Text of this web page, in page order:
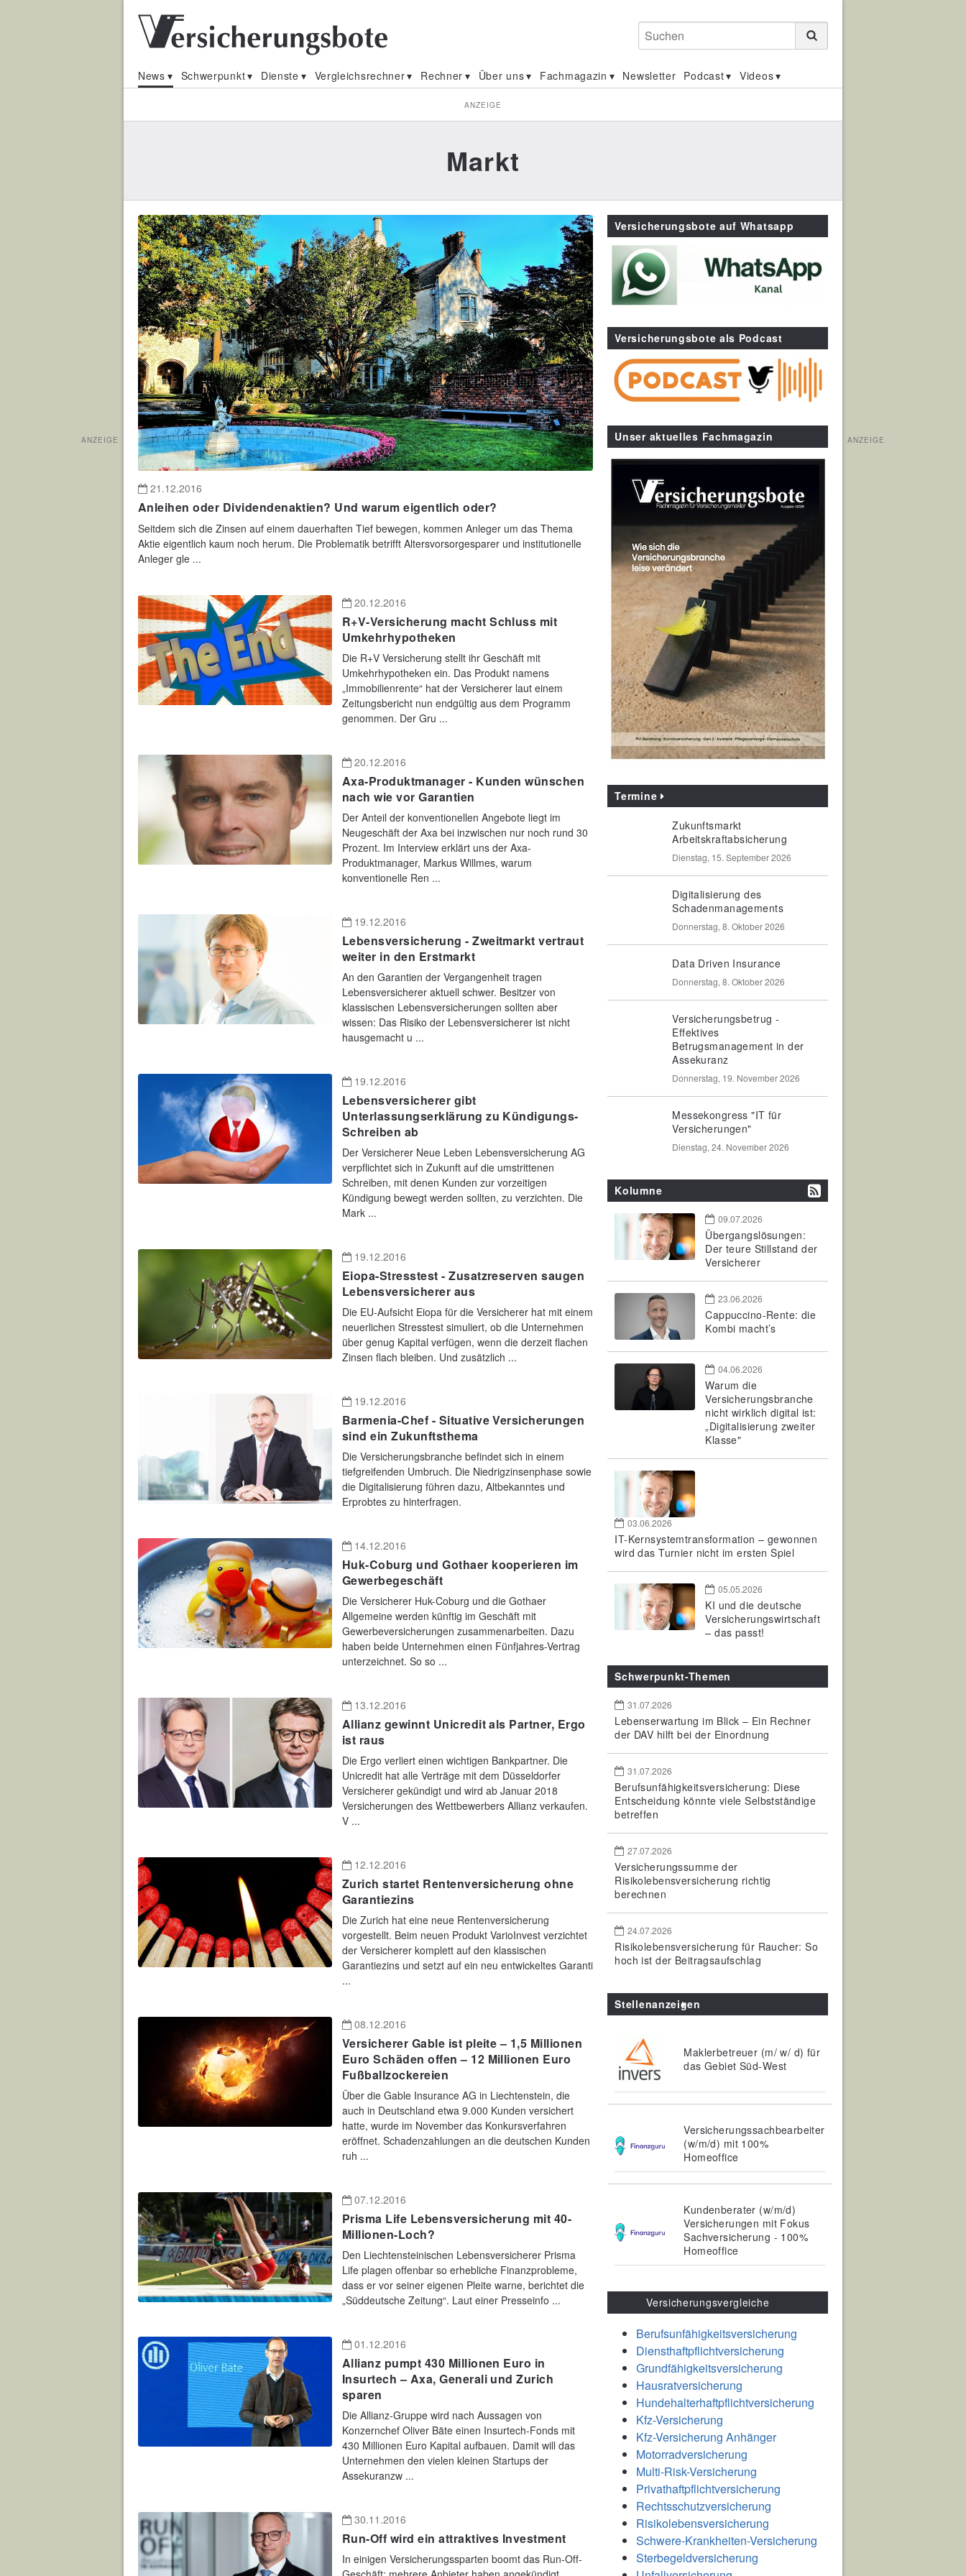
Suchen
News Schwerpunkt Dienste Vergleichsrechner Rechner Über uns Fachmagazin Newsletter Podcast Videos
ANZEIGE
Markt
21.12.2016
Anleihen oder Dividendenaktien? Und warum eigentlich oder?
Seitdem sich die Zinsen auf einem dauerhaften Tief bewegen, kommen Anleger um das Thema
Aktie eigentlich kaum noch herum. Die Problematik betrifft Altersvorsorgesparer und institutionelle
Anleger gle ...
20.12.2016
R+V-Versicherung macht Schluss mit
Umkehrhypotheken
Die R+V Versicherung stellt ihr Geschäft mit
Umkehrhypotheken ein. Das Produkt namens
„Immobilienrente“ hat der Versicherer laut einem
Zeitungsbericht nun endgültig aus dem Programm
genommen. Der Gru ...
20.12.2016
Axa-Produktmanager - Kunden wünschen
nach wie vor Garantien
Der Anteil der konventionellen Angebote liegt im
Neugeschäft der Axa bei inzwischen nur noch rund 30
Prozent. Im Interview erklärt uns der Axa-
Produktmanager, Markus Willmes, warum
konventionelle Ren ...
19.12.2016
Lebensversicherung - Zweitmarkt vertraut
weiter in den Erstmarkt
An den Garantien der Vergangenheit tragen
Lebensversicherer aktuell schwer. Besitzer von
klassischen Lebensversicherungen sollten aber
wissen: Das Risiko der Lebensversicherer ist nicht
hausgemacht u ...
19.12.2016
Lebensversicherer gibt
Unterlassungserklärung zu Kündigungs-
Schreiben ab
Der Versicherer Neue Leben Lebensversicherung AG
verpflichtet sich in Zukunft auf die umstrittenen
Schreiben, mit denen Kunden zur vorzeitigen
Kündigung bewegt werden sollten, zu verzichten. Die
Mark ...
19.12.2016
Eiopa-Stresstest - Zusatzreserven saugen
Lebensversicherer aus
Die EU-Aufsicht Eiopa für die Versicherer hat mit einem
neuerlichen Stresstest simuliert, ob die Unternehmen
über genug Kapital verfügen, wenn die derzeit flachen
Zinsen flach bleiben. Und zusätzlich ...
19.12.2016
Barmenia-Chef - Situative Versicherungen
sind ein Zukunftsthema
Die Versicherungsbranche befindet sich in einem
tiefgreifenden Umbruch. Die Niedrigzinsenphase sowie
die Digitalisierung führen dazu, Altbekanntes und
Erprobtes zu hinterfragen.
14.12.2016
Huk-Coburg und Gothaer kooperieren im
Gewerbegeschäft
Die Versicherer Huk-Coburg und die Gothaer
Allgemeine werden künftig im Geschäft mit
Gewerbeversicherungen zusammenarbeiten. Dazu
haben beide Unternehmen einen Fünfjahres-Vertrag
unterzeichnet. So so ...
13.12.2016
Allianz gewinnt Unicredit als Partner, Ergo
ist raus
Die Ergo verliert einen wichtigen Bankpartner. Die
Unicredit hat alle Verträge mit dem Düsseldorfer
Versicherer gekündigt und wird ab Januar 2018
Versicherungen des Wettbewerbers Allianz verkaufen.
V ...
12.12.2016
Zurich startet Rentenversicherung ohne
Garantiezins
Die Zurich hat eine neue Rentenversicherung
vorgestellt. Beim neuen Produkt VarioInvest verzichtet
der Versicherer komplett auf den klassischen
Garantiezins und setzt auf ein neu entwickeltes Garanti
...
08.12.2016
Versicherer Gable ist pleite – 1,5 Millionen
Euro Schäden offen – 12 Millionen Euro
Fußballzockereien
Über die Gable Insurance AG in Liechtenstein, die
auch in Deutschland etwa 9.000 Kunden versichert
hatte, wurde im November das Konkursverfahren
eröffnet. Schadenzahlungen an die deutschen Kunden
ruh ...
07.12.2016
Prisma Life Lebensversicherung mit 40-
Millionen-Loch?
Den Liechtensteinischen Lebensversicherer Prisma
Life plagen offenbar so erhebliche Finanzprobleme,
dass er vor seiner eigenen Pleite warne, berichtet die
„Süddeutsche Zeitung“. Laut einer Presseinfo ...
01.12.2016
Allianz pumpt 430 Millionen Euro in
Insurtech – Axa, Generali und Zurich
sparen
Die Allianz-Gruppe wird nach Aussagen von
Konzernchef Oliver Bäte einen Insurtech-Fonds mit
430 Millionen Euro Kapital aufbauen. Damit will das
Unternehmen den vielen kleinen Startups der
Assekuranzw ...
30.11.2016
Run-Off wird ein attraktives Investment
In einigen Versicherungssparten boomt das Run-Off-
Versicherungsbote auf Whatsapp
Versicherungsbote als Podcast
Unser aktuelles Fachmagazin
Termine
Zukunftsmarkt
Arbeitskraftabsicherung
Dienstag, 15. September 2026
Digitalisierung des
Schadenmanagements
Donnerstag, 8. Oktober 2026
Data Driven Insurance
Donnerstag, 8. Oktober 2026
Versicherungsbetrug -
Effektives
Betrugsmanagement in der
Assekuranz
Donnerstag, 19. November 2026
Messekongress "IT für
Versicherungen"
Dienstag, 24. November 2026
Kolumne
09.07.2026
Übergangslösungen:
Der teure Stillstand der
Versicherer
23.06.2026
Cappuccino-Rente: die
Kombi macht’s
04.06.2026
Warum die
Versicherungsbranche
nicht wirklich digital ist:
„Digitalisierung zweiter
Klasse"
03.06.2026
IT-Kernsystemtransformation – gewonnen
wird das Turnier nicht im ersten Spiel
05.05.2026
KI und die deutsche
Versicherungswirtschaft
– das passt!
Schwerpunkt-Themen
31.07.2026
Lebenserwartung im Blick – Ein Rechner
der DAV hilft bei der Einordnung
31.07.2026
Berufsunfähigkeitsversicherung: Diese
Entscheidung könnte viele Selbstständige
betreffen
27.07.2026
Versicherungssumme der
Risikolebensversicherung richtig
berechnen
24.07.2026
Risikolebensversicherung für Raucher: So
hoch ist der Beitragsaufschlag
Stellenanzeigen
Maklerbetreuer (m/ w/ d) für
das Gebiet Süd-West
Versicherungssachbearbeiter
(w/m/d) mit 100%
Homeoffice
Kundenberater (w/m/d)
Versicherungen mit Fokus
Sachversicherung - 100%
Homeoffice
Versicherungsvergleiche
Berufsunfähigkeitsversicherung
Diensthaftpflichtversicherung
Grundfähigkeitsversicherung
Hausratversicherung
Hundehalterhaftpflichtversicherung
Kfz-Versicherung
Kfz-Versicherung Anhänger
Motorradversicherung
Multi-Risk-Versicherung
Privathaftpflichtversicherung
Rechtsschutzversicherung
Risikolebensversicherung
Schwere-Krankheiten-Versicherung
Sterbegeldversicherung
ANZEIGE ANZEIGE